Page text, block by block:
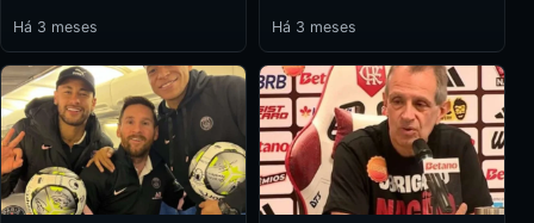
Há 3 meses Há 3 meses